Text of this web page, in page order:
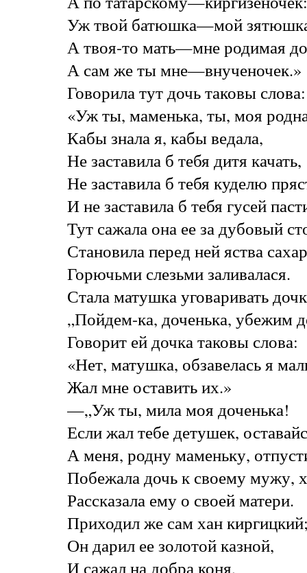
Уж твой батюшка—мой
А твоя-то мать—мне родимая
А сам же ты мне—внученочек.»
Говорила тут дочь таковы слова:
«Уж ты, маменька, ты, моя
Кабы знала я, кабы ведала,
Не заставила б тебя дитя качать,
Не заставила б тебя куделю
И не заставила б тебя гусей
Тут сажала она ее за дубовый
Становила перед ней яства
Горючьми слезьми заливалася.
Стала матушка уговаривать
„Пойдем-ка, доченька, убежим
Говорит ей дочка таковы слова:
«Нет, матушка, обзавелась я
Жал мне оставить их.»
—„Уж ты, мила моя доченька!
Если жал тебе детушек,
А меня, родну маменьку,
Побежала дочь к своему мужу,
Рассказала ему о своей матери.
Приходил же сам хан
Он дарил ее золотой казной,
И сажал на добра коня,